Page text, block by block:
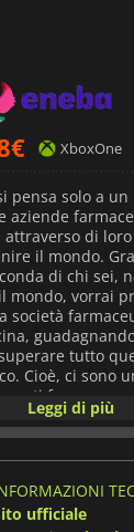
€ XboxOne
pensa solo a
aziende
di
il mondo.
di chi sei,
mondo, vorrai
società
tutto
Cioè, ci sono
ti faranno
gira mentre
nient'altro
7 scenari unici,
Leggi di più
ufficiale